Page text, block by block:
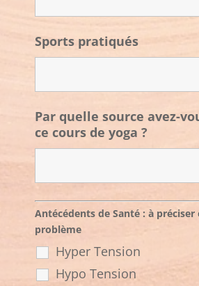
Sports pratiqués
Par quelle source avez-
ce cours de yoga ?
Antécédents de Santé : à préciser
problème
Hyper Tension
Hypo Tension